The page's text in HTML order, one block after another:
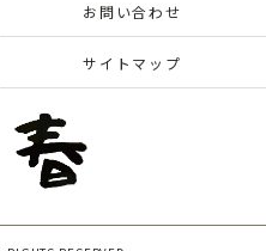
お問い合わせ
サイトマップ